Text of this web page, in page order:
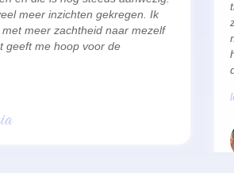
meer inzichten gekregen. Ik
meer zachtheid naar mezelf
geeft me hoop voor de